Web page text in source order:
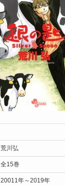
荒川弘
全15巻
20011年～2019年